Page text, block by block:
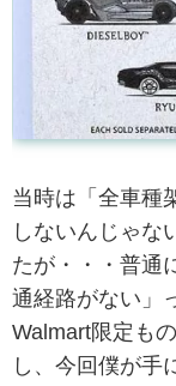
当時は「全車種
しないんじゃな
たが・・・普通
通経路がない」
Walmart限定も
し、今回僕が手